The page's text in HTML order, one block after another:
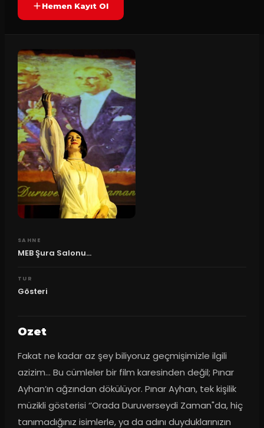
Hemen Kayıt Ol
SAHNE
MEB Şura Salonu...
TUR
Gösteri
Ozet
Fakat ne kadar az şey biliyoruz geçmişimizle ilgili
azizim… Bu cümleler bir film karesinden değil; Pınar
Ayhan’ın ağzından dökülüyor. Pınar Ayhan, tek kişilik
müzikli gösterisi ‘’Orada Duruverseydi Zaman"da, hiç
tanımadığınız isimlerle, ya da adını duyduklarınızın